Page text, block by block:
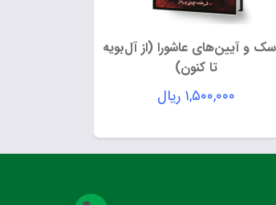
و آیین‌های عاشورا (از آل‌بویه
تا کنون)
۱,۵۰۰,۰۰۰ ریال